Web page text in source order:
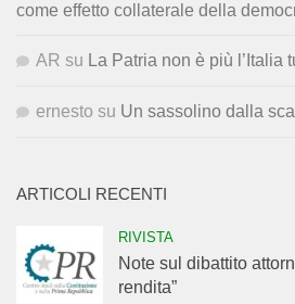
come effetto collaterale della
AR su La Patria non è più l’Italia
ernesto su Un sassolino dalla
ARTICOLI RECENTI
RIVISTA
Note sul dibattito
rendita”